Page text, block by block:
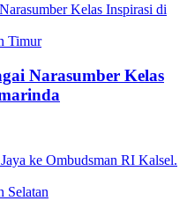
Timur
Narasumber Kelas
Selatan